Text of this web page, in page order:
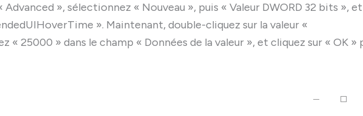
», sélectionnez « Nouveau », puis « Valeur DWORD 32 bits », et
». Maintenant, double-cliquez sur la valeur «
« 25000 » dans le champ « Données de la valeur », et cliquez sur « OK »